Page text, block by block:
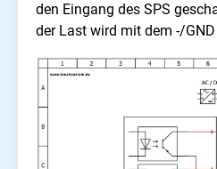
den Eingang des SPS
der Last wird mit dem -/